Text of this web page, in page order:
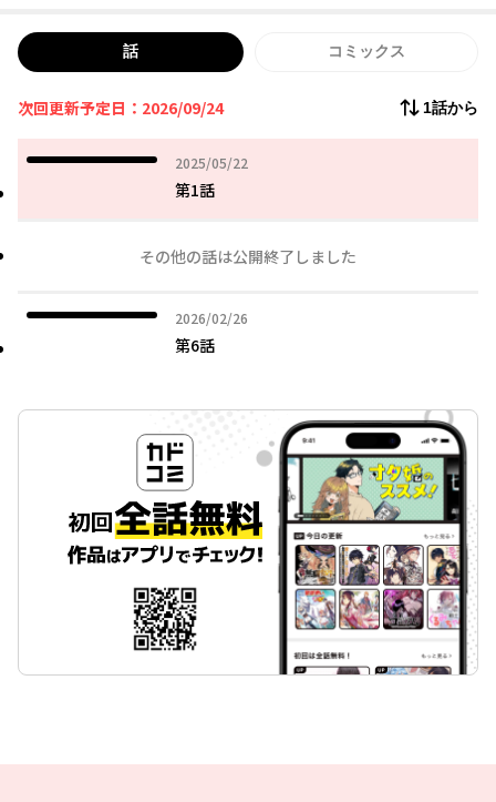
話 コミックス
次回更新予定日：2026/09/24 1話から
2025/05/22
2025年05月22日
第1話
その他の話は公開終了しました
2026/02/26
2026年02月26日
第6話